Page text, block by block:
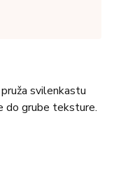
svilenkastu
do grube teksture.